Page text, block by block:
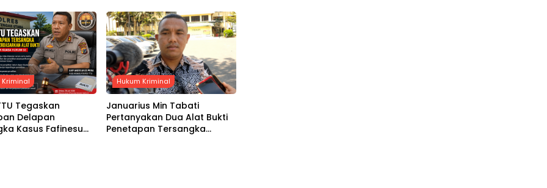
Dibayarkan
Fakta Persidangan
Kriminal
Tegaskan
Delapan
Kasus Fafinesu
Hukum Kriminal
Januarius Min Tabati
Pertanyakan Dua Alat Bukti
Penetapan Tersangka